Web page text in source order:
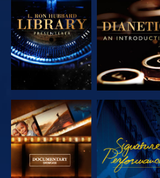
UTFORSK
SERIEN
UTFORSK
SERIEN
UTFORSK
SERIEN
SE